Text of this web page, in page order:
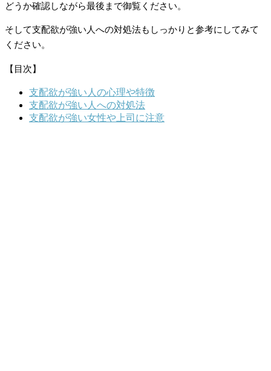
どうか確認しながら最後まで御覧ください。
そして支配欲が強い人への対処法もしっかりと参考にしてみて
ください。
【目次】
支配欲が強い人の心理や特徴
支配欲が強い人への対処法
支配欲が強い女性や上司に注意